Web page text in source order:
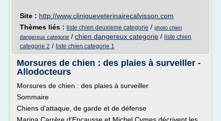
Site : http://www.cliniqueveterinairecalvisson.com
Thèmes liés : liste chien deuxieme categorie / photo chien
dangereux categorie / chien dangereux categorie / liste chien
categorie 2 / liste chien categorie 1
Morsures de chien : des plaies à surveiller -
Allodocteurs
Morsures de chien : des plaies à surveiller
Sommaire
Chiens d'attaque, de garde et de défense